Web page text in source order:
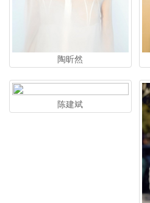
陶昕然
陈建斌